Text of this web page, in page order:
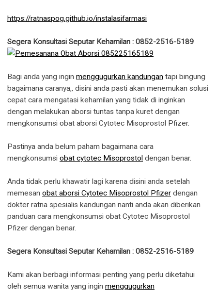
https://ratnaspog.github.io/instalasifarmasi
Segera Konsultasi Seputar Kehamilan : 0852-2516-5189
Bagi anda yang ingin menggugurkan kandungan tapi bingung
bagaimana caranya,, disini anda pasti akan menemukan solusi
cepat cara mengatasi kehamilan yang tidak di inginkan
dengan melakukan aborsi tuntas tanpa kuret dengan
mengkonsumsi obat aborsi Cytotec Misoprostol Pfizer.
Pastinya anda belum paham bagaimana cara
mengkonsumsi obat cytotec Misoprostol dengan benar.
Anda tidak perlu khawatir lagi karena disini anda setelah
memesan obat aborsi Cytotec Misoprostol Pfizer dengan
dokter ratna spesialis kandungan nanti anda akan diberikan
panduan cara mengkonsumsi obat Cytotec Misoprostol
Pfizer dengan benar.
Segera Konsultasi Seputar Kehamilan : 0852-2516-5189
Kami akan berbagi informasi penting yang perlu diketahui
oleh semua wanita yang ingin menggugurkan